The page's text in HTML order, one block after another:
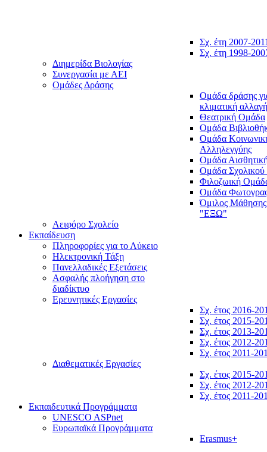
Σχ. έτη 2007-
Σχ. έτη 1998-
Διημερίδα Βιολογίας
Συνεργασία με ΑΕΙ
Ομάδες Δράσης
Ομάδα δράσης
κλιματική αλλαγή
Θεατρική Ομάδα
Ομάδα
Ομάδα
Αλληλεγγύης
Ομάδα
Ομάδα
Φιλοζωική
Ομάδα
Όμιλος Μάθησης
"ΕΞΩ"
Αειφόρο Σχολείο
Εκπαίδευση
Πληροφορίες για το Λύκειο
Ηλεκτρονική Τάξη
Πανελλαδικές Εξετάσεις
Ασφαλής πλοήγηση στο
διαδίκτυο
Ερευνητικές Εργασίες
Σχ. έτος 2016-
Σχ. έτος 2015-
Σχ. έτος 2013-
Σχ. έτος 2012-
Σχ. έτος 2011-
Διαθεματικές Εργασίες
Σχ. έτος 2015-
Σχ. έτος 2012-
Σχ. έτος 2011-
Εκπαιδευτικά Προγράμματα
UNESCO ASPnet
Ευρωπαϊκά Προγράμματα
Erasmus+